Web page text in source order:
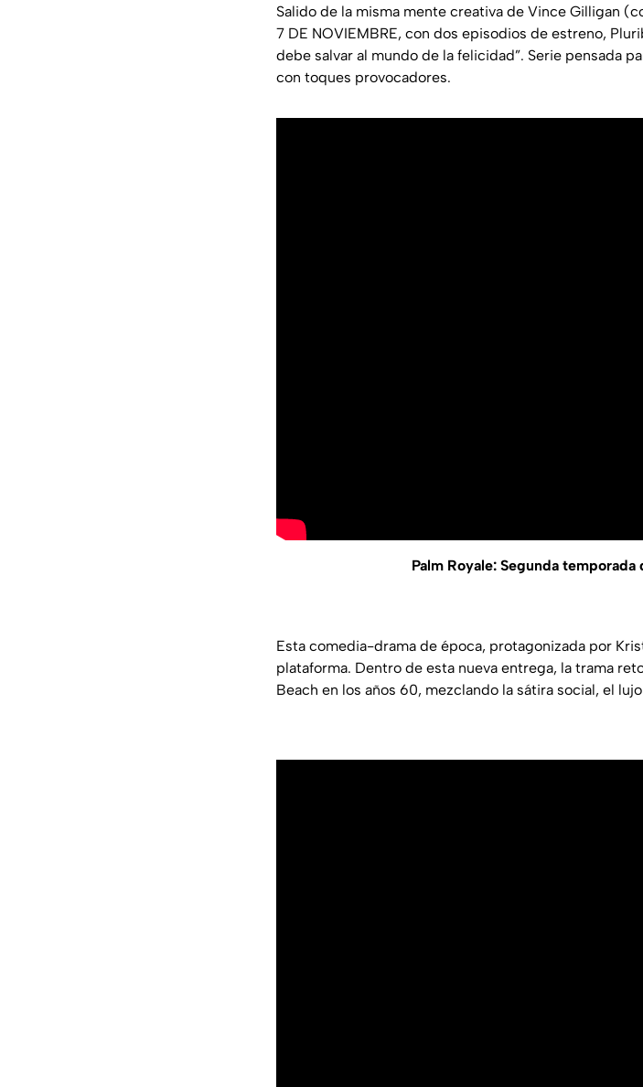
Salido de la misma mente creativa de Vince Gilligan
7 DE NOVIEMBRE, con dos episodios de estreno,
debe salvar al mundo de la felicidad”. Serie pensada
con toques provocadores.
Palm Royale: Segunda
Esta comedia-drama de época, protagonizada por
plataforma. Dentro de esta nueva entrega, la trama
Beach en los años 60, mezclando la sátira social, el